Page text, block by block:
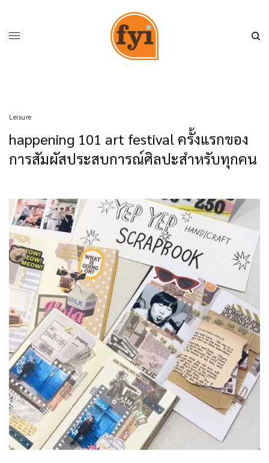
Leisure
happening 101 art festival ครั้งแรกของ
การสัมผัสประสบการณ์ศิลปะสำหรับทุกคน